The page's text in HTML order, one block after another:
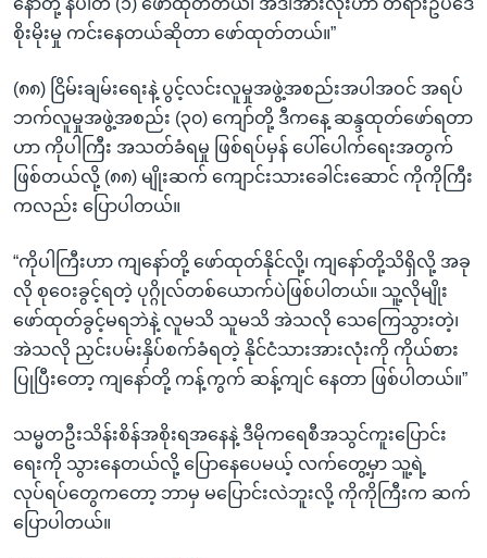
စိုးမိုးမှု ကင်းနေတယ်ဆိုတာ ဖော်ထုတ်တယ်။”
(၈၈) ငြိမ်းချမ်းရေးနဲ့ ပွင့်လင်းလူမှုအဖွဲ့အစည်းအပါအဝင် အရပ်
ဘက်လူမှုအဖွဲ့အစည်း (၃၀) ကျော်တို့ ဒီကနေ့ ဆန္ဒထုတ်ဖော်ရတာ
ဟာ ကိုပါကြီး အသတ်ခံရမှု ဖြစ်ရပ်မှန် ပေါ်ပေါက်ရေးအတွက်
ဖြစ်တယ်လို့ (၈၈) မျိုးဆက် ကျောင်းသားခေါင်းဆောင် ကိုကိုကြီး
ကလည်း ပြောပါတယ်။
“ကိုပါကြီးဟာ ကျနော်တို့ ဖော်ထုတ်နိုင်လို့၊ ကျနော်တို့သိရှိလို့ အခု
လို စုဝေးခွင့်ရတဲ့ ပုဂ္ဂိုလ်တစ်ယောက်ပဲဖြစ်ပါတယ်။ သူ့လိုမျိုး
ဖော်ထုတ်ခွင့်မရဘဲနဲ့ လူမသိ သူမသိ အဲသလို သေကြေသွားတဲ့၊
အဲသလို ညှင်းပမ်းနှိပ်စက်ခံရတဲ့ နိုင်ငံသားအားလုံးကို ကိုယ်စား
ပြုပြီးတော့ ကျနော်တို့ ကန့်ကွက် ဆန့်ကျင် နေတာ ဖြစ်ပါတယ်။”
သမ္မတဦးသိန်းစိန်အစိုးရအနေနဲ့ ဒီမိုကရေစီအသွင်ကူးပြောင်း
ရေးကို သွားနေတယ်လို့ ပြောနေပေမယ့် လက်တွေ့မှာ သူ့ရဲ့
လုပ်ရပ်တွေကတော့ ဘာမှ မပြောင်းလဲဘူးလို့ ကိုကိုကြီးက ဆက်
ပြောပါတယ်။